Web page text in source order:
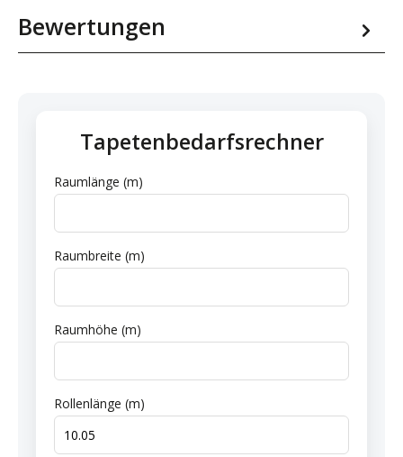
Bewertungen
Tapetenbedarfsrechner
Raumlänge (m)
Raumbreite (m)
Raumhöhe (m)
Rollenlänge (m)